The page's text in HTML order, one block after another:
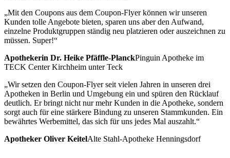
„Mit den Coupons aus dem Coupon-Flyer können wir unseren
Kunden tolle Angebote bieten, sparen uns aber den Aufwand,
einzelne Produktgruppen ständig neu platzieren oder auszeichnen zu
müssen. Super!“
Apothekerin Dr. Heike Pfäffle-PlanckPinguin Apotheke im
TECK Center Kirchheim unter Teck
„Wir setzen den Coupon-Flyer seit vielen Jahren in unseren drei
Apotheken in Berlin und Umgebung ein und spüren den Rücklauf
deutlich. Er bringt nicht nur mehr Kunden in die Apotheke, sondern
sorgt auch für eine stärkere Bindung zu unseren Stammkunden. Ein
bewährtes Werbemittel, das sich für uns jedes Mal auszahlt.“
Apotheker Oliver KeitelAlte Stahl-Apotheke Henningsdorf